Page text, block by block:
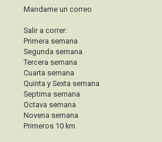
Mandame un correo
Salir a correr:
Primera semana
Segunda semana
Tercera semana
Cuarta semana
Quinta y Sexta semana
Septima semana
Octava semana
Novena semana
Primeros 10 km